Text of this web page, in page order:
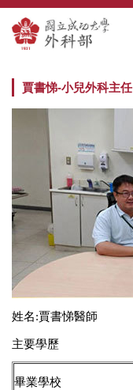
跳
到
主
內
容
區
賈書悌-小兒外科主任
姓名:賈書悌醫師
主要學歷
畢業學校